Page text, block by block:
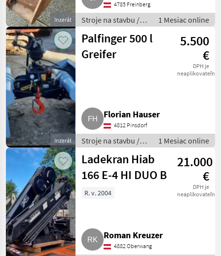
Inzerát
4785 Freinberg
Stroje na stavbu /
Nakladačový žeriav
1 Mesiac online
Inzerát
Palfinger 500 l
Greifer
5.500
€
DPH je
neaplikovateľné
Florian Hauser
4812 Pinsdorf
Stroje na stavbu /
Nakladačový žeriav
1 Mesiac online
Ladekran Hiab
166 E-4 HI DUO B
21.000
€
DPH je
neaplikovateľné
R. v. 2004
Roman Kreuzer
4882 Oberwang